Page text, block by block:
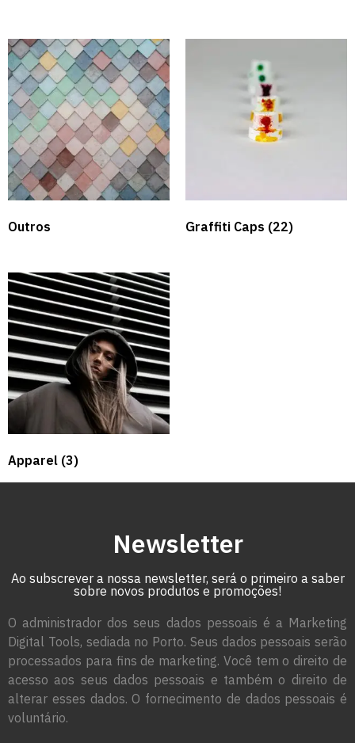
Outros Graffiti Caps​ (22)
Apparel (3)
Newsletter
Ao subscrever a nossa newsletter, será o primeiro a saber
sobre novos produtos e promoções!
O administrador dos seus dados pessoais é a Marketing
Digital Tools, sediada no Porto. Seus dados pessoais serão
processados para fins de marketing. Você tem o direito de
acesso aos seus dados pessoais e também o direito de
alterar esses dados. O fornecimento de dados pessoais é
voluntário.